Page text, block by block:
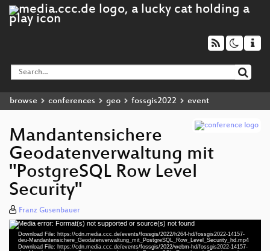
browse conferences geo fossgis2022 event
Mandantensichere
Geodatenverwaltung mit
"PostgreSQL Row Level
Security"
Franz Gusenbauer
Video
Player
Media error: Format(s) not supported or source(s) not found
Download File: https://cdn.media.ccc.de/events/fossgis/2022/h264-hd/fossgis2022-14157-
deu-Mandantensichere_Geodatenverwaltung_mit_PostgreSQL_Row_Level_Security_hd.mp4
Download File: https://cdn.media.ccc.de/events/fossgis/2022/webm-hd/fossgis2022-14157-